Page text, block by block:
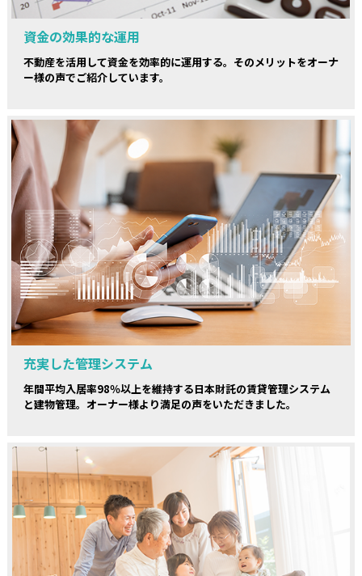
資金の効果的な運用
不動産を活用して資金を効率的に運用する。そのメリットをオーナ
ー様の声でご紹介しています。
充実した管理システム
年間平均入居率98％以上を維持する日本財託の賃貸管理システム
と建物管理。オーナー様より満足の声をいただきました。